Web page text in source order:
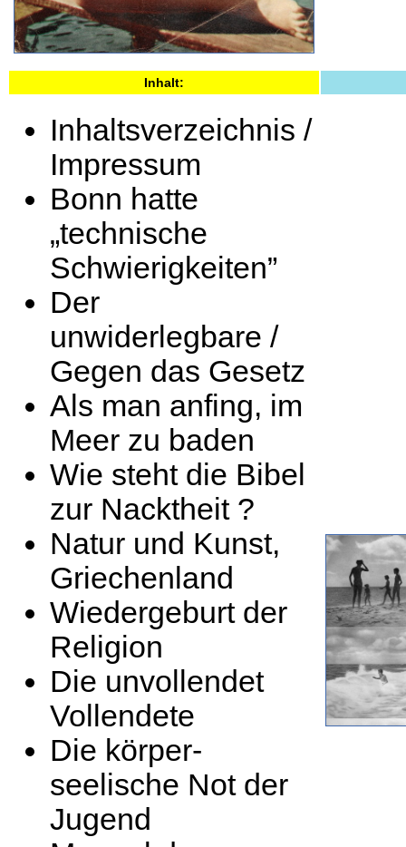
Inhalt:
Inhaltsverzeichnis /
Impressum
Bonn hatte
„technische
Schwierigkeiten”
Der
unwiderlegbare /
Gegen das Gesetz
Als man anfing, im
Meer zu baden
Wie steht die Bibel
zur Nacktheit ?
Natur und Kunst,
Griechenland
Wiedergeburt der
Religion
Die unvollendet
Vollendete
Die körper-
seelische Not der
Jugend